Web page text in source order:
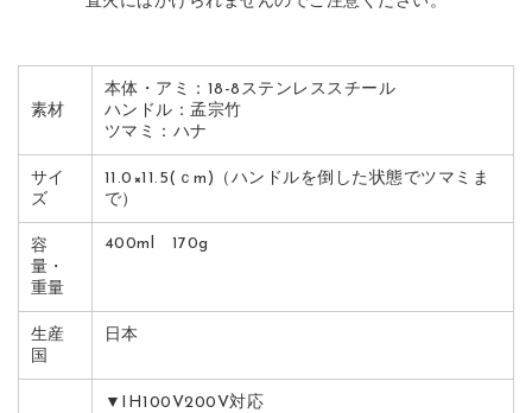
素材
本体・アミ：18-8ステンレススチール
ハンドル：孟宗竹
ツマミ：ハナ
サイ
ズ
11.0×11.5(ｃm)（ハンドルを倒した状態でツマミま
で）
容
量・
重量
400ml 170g
生産
国
日本
▼IH100V200V対応